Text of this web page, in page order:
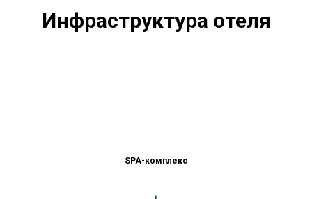
Инфраструктура отеля
SPA-комплекс